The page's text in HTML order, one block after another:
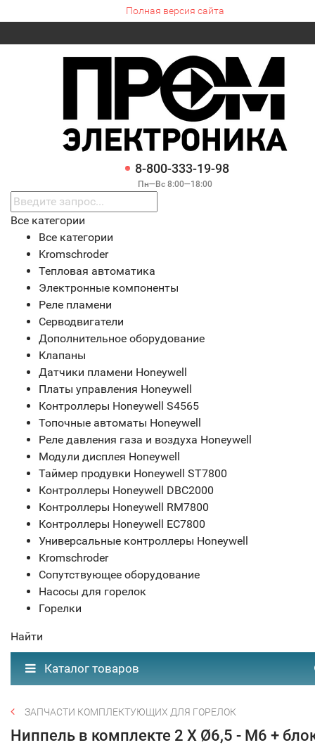
Полная версия сайта
8-800-333-19-98
Пн—Вс 8:00—18:00
Все категории
Все категории
Kromschroder
Тепловая автоматика
Электронные компоненты
Реле пламени
Серводвигатели
Дополнительное оборудование
Клапаны
Датчики пламени Honeywell
Платы управления Honeywell
Контроллеры Honeywell S4565
Топочные автоматы Honeywell
Реле давления газа и воздуха Honeywell
Модули дисплея Honeywell
Таймер продувки Honeywell ST7800
Контроллеры Honeywell DBC2000
Контроллеры Honeywell RM7800
Контроллеры Honeywell EC7800
Универсальные контроллеры Honeywell
Kromschroder
Сопутствующее оборудование
Насосы для горелок
Горелки
Найти
Каталог товаров
ЗАПЧАСТИ КОМПЛЕКТУЮЩИХ ДЛЯ ГОРЕЛОК
Ниппель в комплекте 2 X Ø6,5 - M6 +